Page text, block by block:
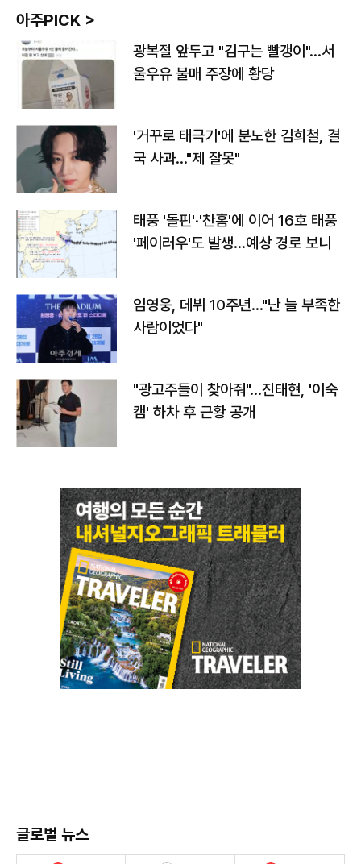
아주PICK >
광복절 앞두고 "김구는 빨갱이"…서
울우유 불매 주장에 황당
'거꾸로 태극기'에 분노한 김희철, 결
국 사과…"제 잘못"
태풍 '돌핀'·'찬홈'에 이어 16호 태풍
'페이러우'도 발생…예상 경로 보니
임영웅, 데뷔 10주년…"난 늘 부족한
사람이었다"
"광고주들이 찾아줘"…진태현, '이숙
캠' 하차 후 근황 공개
글로벌 뉴스